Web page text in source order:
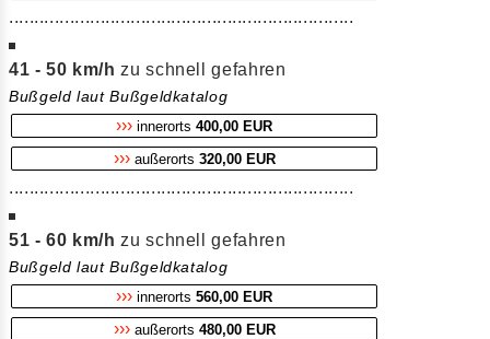
....................................................................
41 - 50 km/h zu schnell gefahren
Bußgeld laut Bußgeldkatalog
››› innerorts 400,00 EUR
›››außerorts 320,00 EUR
....................................................................
51 - 60 km/h zu schnell gefahren
Bußgeld laut Bußgeldkatalog
››› innerorts 560,00 EUR
›››außerorts 480,00 EUR